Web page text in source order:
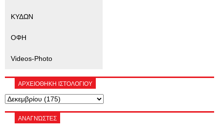
ΚΥΔΩΝ
ΟΦΗ
Videos-Photo
ΑΡΧΕΙΟΘΗΚΗ ΙΣΤΟΛΟΓΙΟΥ
ΑΝΑΓΝΏΣΤΕΣ